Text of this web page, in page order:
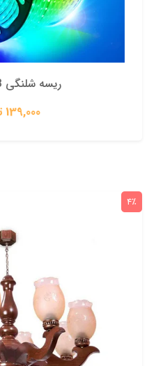
ریسه شلنگی SMD RGB
139,000 تومان
4٪